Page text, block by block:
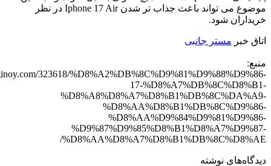
موضوع می تواند باعث جذاب تر شدن Iphone 17 Air در نظر
خریداران شود.
اتاق خبر مستر جانبی
منبع:
323618/%D8%A2%DB%8C%D9%81%D9%88%D9%86-
17-%D8%A7%DB%8C%D8%B1-
%D8%A8%D8%A7%D8%B1%DB%8C%DA%A9-
%D8%AA%D8%B1%DB%8C%D9%86-
%D8%AA%D9%84%D9%81%D9%86-
%D9%87%D9%85%D8%B1%D8%A7%D9%87-
%D8%AA%D8%A7%D8%B1%DB%8C%D8%AE/
دیدگاه‌های نوشته